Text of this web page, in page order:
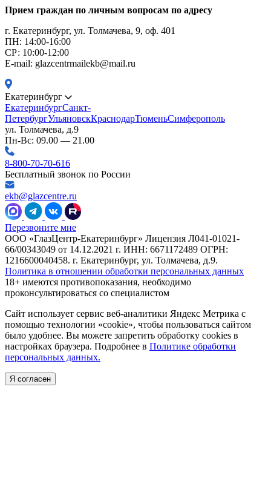
Прием граждан по личным вопросам по адресу
г. Екатеринбург, ул. Толмачева, 9, оф. 401
ПН: 14:00-16:00
CР: 10:00-12:00
E-mail: glazcentrmailekb@mail.ru
Екатеринбург
ЕкатеринбургСанкт-
ПетербургУльяновскКраснодарТюменьСимферополь
ул. Толмачева, д.9
Пн-Вс: 09.00 — 21.00
8-800-70-70-616
Бесплатный звонок по России
ekb@glazcentre.ru
Перезвоните мне
ООО «ГлазЦентр-Екатеринбург» Лицензия Л041-01021-
66/00343049 от 14.12.2021 г. ИНН: 6671172489 ОГРН:
1216600040458. г. Екатеринбург, ул. Толмачева, д.9.
Политика в отношении обработки персональных данных
18+ имеются противопоказания, необходимо
проконсультироваться со специалистом
Сайт использует сервис веб-аналитики Яндекс Метрика с
помощью технологии «cookie», чтобы пользоваться сайтом
было удобнее. Вы можете запретить обработку cookies в
настройках браузера. Подробнее в Политике обработки
персональных данных.
Я согласен